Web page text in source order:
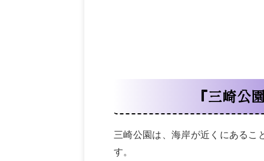
『三崎公
三崎公園は、海岸が近くにあるこ
す。